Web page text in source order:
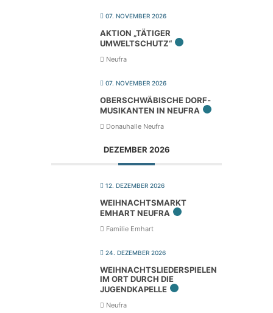
07. NOVEMBER 2026
AKTI­ON „TÄTI­GER
UMWELTSCHUTZ“
Neufra
07. NOVEMBER 2026
OBER­SCHWÄ­BI­SCHE DORF­
MU­SI­KAN­TEN IN NEUFRA
Donauhalle Neufra
DEZEMBER 2026
12. DEZEMBER 2026
WEIH­NACHTS­MARKT
EMHART NEUFRA
Familie Emhart
24. DEZEMBER 2026
WEIH­NACHTS­LIE­DER­SPIE­LEN
IM ORT DURCH DIE
JUGENDKAPELLE
Neufra